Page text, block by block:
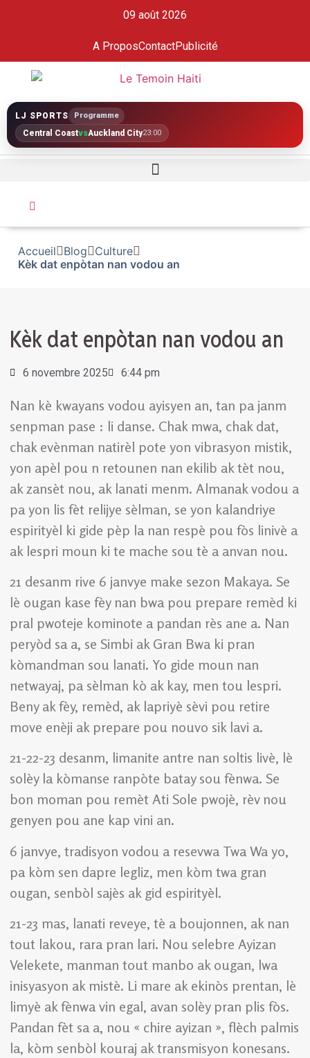
09 août 2026
A ProposContactPublicité
LJ SPORTS Programme
Central CoastvsAuckland City23:00
Accueil Blog
Culture
Kèk dat enpòtan nan vodou an
Kèk dat enpòtan nan vodou an
6 novembre 2025 6:44 pm
Nan kè kwayans vodou ayisyen an, tan pa janm
senpman pase : li danse. Chak mwa, chak dat,
chak evènman natirèl pote yon vibrasyon mistik,
yon apèl pou n retounen nan ekilib ak tèt nou,
ak zansèt nou, ak lanati menm. Almanak vodou a
pa yon lis fèt relijye sèlman, se yon kalandriye
espirityèl ki gide pèp la nan respè pou fòs linivè a
ak lespri moun ki te mache sou tè a anvan nou.
21 desanm rive 6 janvye make sezon Makaya. Se
lè ougan kase fèy nan bwa pou prepare remèd ki
pral pwoteje kominote a pandan rès ane a. Nan
peryòd sa a, se Simbi ak Gran Bwa ki pran
kòmandman sou lanati. Yo gide moun nan
netwayaj, pa sèlman kò ak kay, men tou lespri.
Beny ak fèy, remèd, ak lapriyè sèvi pou retire
move enèji ak prepare pou nouvo sik lavi a.
21-22-23 desanm, limanite antre nan soltis livè, lè
solèy la kòmanse ranpòte batay sou fènwa. Se
bon moman pou remèt Ati Sole pwojè, rèv nou
genyen pou ane kap vini an.
6 janvye, tradisyon vodou a resevwa Twa Wa yo,
pa kòm sen dapre legliz, men kòm twa gran
ougan, senbòl sajès ak gid espirityèl.
21-23 mas, lanati reveye, tè a boujonnen, ak nan
tout lakou, rara pran lari. Nou selebre Ayizan
Velekete, manman tout manbo ak ougan, lwa
inisyasyon ak mistè. Li mare ak ekinòs prentan, lè
limyè ak fènwa vin egal, avan solèy pran plis fòs.
Pandan fèt sa a, nou « chire ayizan », flèch palmis
la, kòm senbòl kouraj ak transmisyon konesans.